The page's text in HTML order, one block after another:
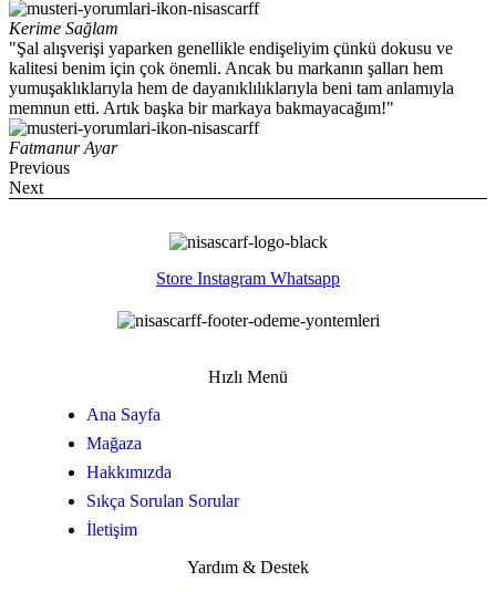
Kerime Sağlam
"Şal alışverişi yaparken genellikle endişeliyim çünkü dokusu ve
kalitesi benim için çok önemli. Ancak bu markanın şalları hem
yumuşaklıklarıyla hem de dayanıklılıklarıyla beni tam anlamıyla
memnun etti. Artık başka bir markaya bakmayacağım!"
Fatmanur Ayar
Previous
Next
Store Instagram Whatsapp
Hızlı Menü
Ana Sayfa
Mağaza
Hakkımızda
Sıkça Sorulan Sorular
İletişim
Yardım & Destek